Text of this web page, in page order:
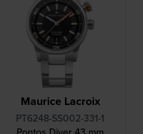
Maurice Lacroix
PT6248-SS002-331-1